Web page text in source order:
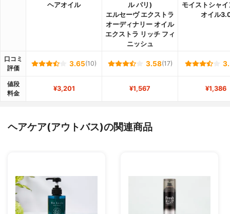
ヘアオイル
ル パリ)
エルセーヴ エクストラ
オーディナリー オイル
エクストラ リッチ フィ
ニッシュ
モイストシャイ
オイル
口コミ
評価
3.65(10) 3.58(17)
値段
料金
¥3,201 ¥1,567 ¥1,386
ヘアケア(アウトバス)の関連商品